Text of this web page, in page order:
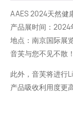
AAES 2024天然健
产品展时间：2024
地点：南京国际展
音芙与您不见不散！
此外，音芙将进行
产品吸收利用度更